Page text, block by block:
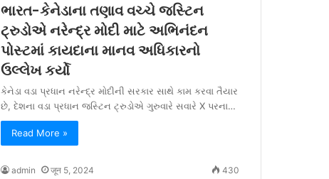
ભારત-કેનેડાના તણાવ વચ્ચે જસ્ટિન
ટ્રુડોએ નરેન્દ્ર મોદી માટે અભિનંદન
પોસ્ટમાં કાયદાના માનવ અધિકારનો
ઉલ્લેખ કર્યો
કેનેડા વડા પ્રધાન નરેન્દ્ર મોદીની સરકાર સાથે કામ કરવા તૈયાર
છે, દેશના વડા પ્રધાન જસ્ટિન ટ્રુડોએ ગુરુવારે સવારે X પરના…
Read More »
admin जून 5, 2024 430